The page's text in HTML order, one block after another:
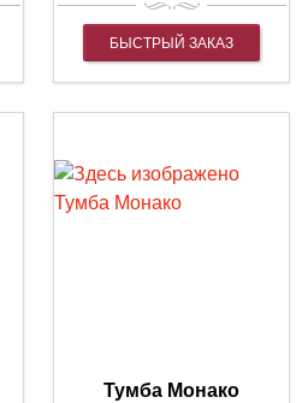
БЫСТРЫЙ ЗАКАЗ
Тумба Монако